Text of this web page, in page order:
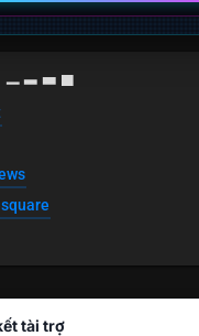
▁ ▂ ▃ ▄
tài trợ